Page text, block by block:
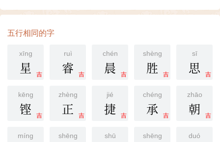
五行相同的字
xīng
吉
星
ruì
吉
睿
chén
吉
晨
shèng
吉
胜
sī
吉
思
kēng
吉
铿
zhèng
吉
正
jié
吉
捷
chéng
吉
承
zhāo
吉
朝
míng shēng shū shēng duó